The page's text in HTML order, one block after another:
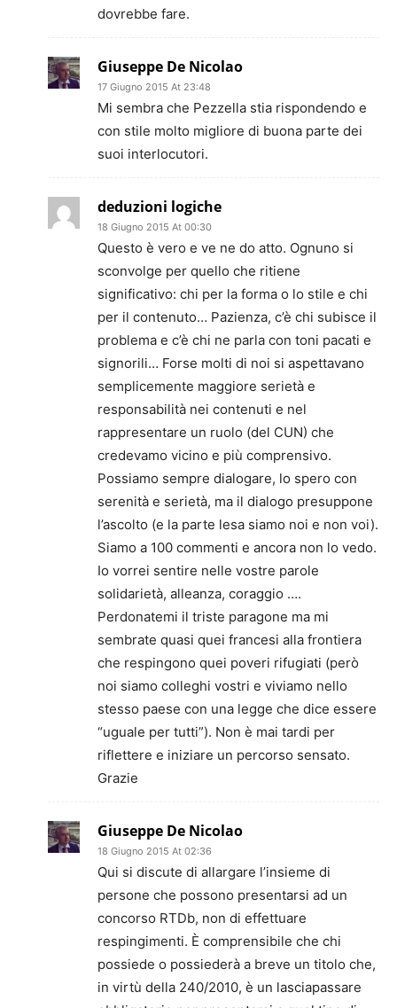
dovrebbe fare.
Giuseppe De Nicolao
17 Giugno 2015 At 23:48
Mi sembra che Pezzella stia rispondendo e
con stile molto migliore di buona parte dei
suoi interlocutori.
deduzioni logiche
18 Giugno 2015 At 00:30
Questo è vero e ve ne do atto. Ognuno si
sconvolge per quello che ritiene
significativo: chi per la forma o lo stile e chi
per il contenuto… Pazienza, c’è chi subisce il
problema e c’è chi ne parla con toni pacati e
signorili… Forse molti di noi si aspettavano
semplicemente maggiore serietà e
responsabilità nei contenuti e nel
rappresentare un ruolo (del CUN) che
credevamo vicino e più comprensivo.
Possiamo sempre dialogare, lo spero con
serenità e serietà, ma il dialogo presuppone
l’ascolto (e la parte lesa siamo noi e non voi).
Siamo a 100 commenti e ancora non lo vedo.
Io vorrei sentire nelle vostre parole
solidarietà, alleanza, coraggio ….
Perdonatemi il triste paragone ma mi
sembrate quasi quei francesi alla frontiera
che respingono quei poveri rifugiati (però
noi siamo colleghi vostri e viviamo nello
stesso paese con una legge che dice essere
“uguale per tutti”). Non è mai tardi per
riflettere e iniziare un percorso sensato.
Grazie
Giuseppe De Nicolao
18 Giugno 2015 At 02:36
Qui si discute di allargare l’insieme di
persone che possono presentarsi ad un
concorso RTDb, non di effettuare
respingimenti. È comprensibile che chi
possiede o possiederà a breve un titolo che,
in virtù della 240/2010, è un lasciapassare